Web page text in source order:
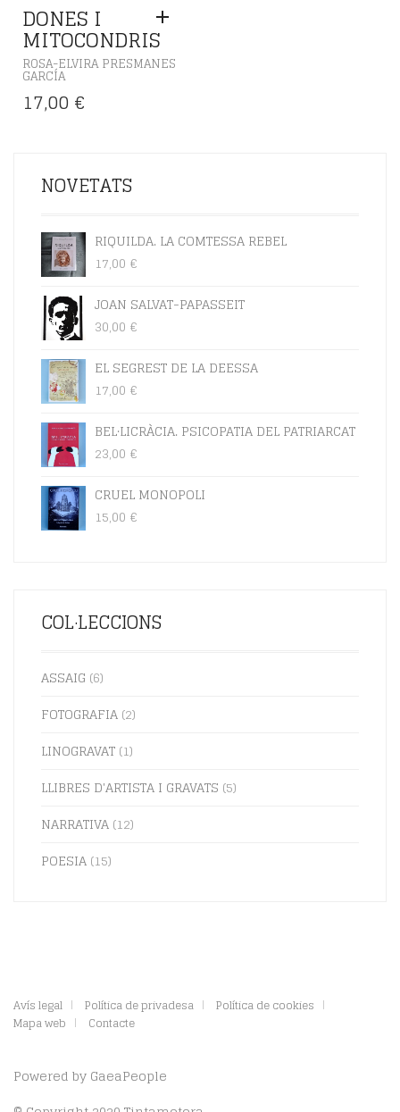
DONES I
MITOCONDRIS
ROSA-ELVIRA PRESMANES
GARCÍA
17,00 €
NOVETATS
RIQUILDA. LA COMTESSA REBEL
17,00 €
JOAN SALVAT-PAPASSEIT
30,00 €
EL SEGREST DE LA DEESSA
17,00 €
BEL·LICRÀCIA. PSICOPATIA DEL PATRIARCAT
23,00 €
CRUEL MONOPOLI
15,00 €
COL·LECCIONS
ASSAIG (6)
FOTOGRAFIA (2)
LINOGRAVAT (1)
LLIBRES D'ARTISTA I GRAVATS (5)
NARRATIVA (12)
POESIA (15)
Avís legal Política de privadesa
Política de cookies
Mapa web
Contacte
Powered by GaeaPeople